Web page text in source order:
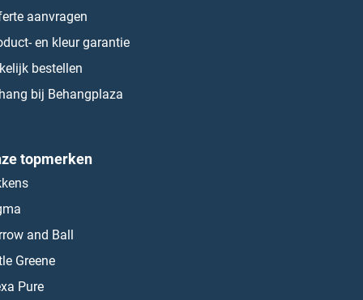
aanvragen
en kleur garantie
bestellen
bij Behangplaza
topmerken
and Ball
Greene
Pure